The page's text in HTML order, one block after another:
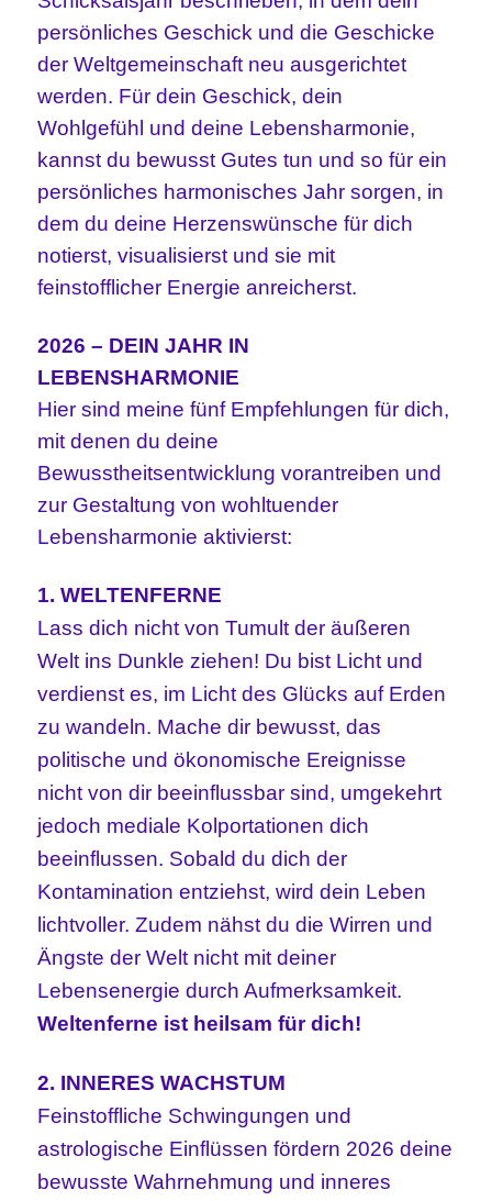
persönliches Geschick und die Geschicke
der Weltgemeinschaft neu ausgerichtet
werden. Für dein Geschick, dein
Wohlgefühl und deine Lebensharmonie,
kannst du bewusst Gutes tun und so für ein
persönliches harmonisches Jahr sorgen, in
dem du deine Herzenswünsche für dich
notierst, visualisierst und sie mit
feinstofflicher Energie anreicherst.
2026 – DEIN JAHR IN
LEBENSHARMONIE
Hier sind meine fünf Empfehlungen für dich,
mit denen du deine
Bewusstheitsentwicklung vorantreiben und
zur Gestaltung von wohltuender
Lebensharmonie aktivierst:
1. WELTENFERNE
Lass dich nicht von Tumult der äußeren
Welt ins Dunkle ziehen! Du bist Licht und
verdienst es, im Licht des Glücks auf Erden
zu wandeln. Mache dir bewusst, das
politische und ökonomische Ereignisse
nicht von dir beeinflussbar sind, umgekehrt
jedoch mediale Kolportationen dich
beeinflussen. Sobald du dich der
Kontamination entziehst, wird dein Leben
lichtvoller. Zudem nähst du die Wirren und
Ängste der Welt nicht mit deiner
Lebensenergie durch Aufmerksamkeit.
Weltenferne ist heilsam für dich!
2. INNERES WACHSTUM
Feinstoffliche Schwingungen und
astrologische Einflüssen fördern 2026 deine
bewusste Wahrnehmung und inneres